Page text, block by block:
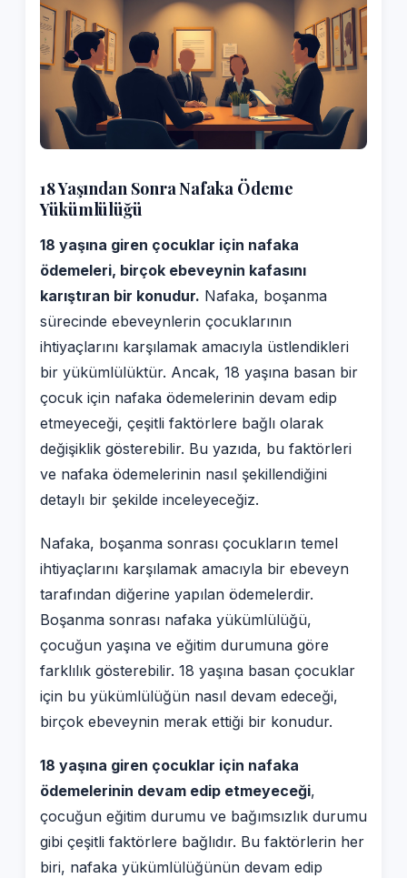
18 Yaşından Sonra Nafaka Ödeme
Yükümlülüğü
18 yaşına giren çocuklar için nafaka
ödemeleri, birçok ebeveynin kafasını
karıştıran bir konudur. Nafaka, boşanma
sürecinde ebeveynlerin çocuklarının
ihtiyaçlarını karşılamak amacıyla üstlendikleri
bir yükümlülüktür. Ancak, 18 yaşına basan bir
çocuk için nafaka ödemelerinin devam edip
etmeyeceği, çeşitli faktörlere bağlı olarak
değişiklik gösterebilir. Bu yazıda, bu faktörleri
ve nafaka ödemelerinin nasıl şekillendiğini
detaylı bir şekilde inceleyeceğiz.
Nafaka, boşanma sonrası çocukların temel
ihtiyaçlarını karşılamak amacıyla bir ebeveyn
tarafından diğerine yapılan ödemelerdir.
Boşanma sonrası nafaka yükümlülüğü,
çocuğun yaşına ve eğitim durumuna göre
farklılık gösterebilir. 18 yaşına basan çocuklar
için bu yükümlülüğün nasıl devam edeceği,
birçok ebeveynin merak ettiği bir konudur.
18 yaşına giren çocuklar için nafaka
ödemelerinin devam edip etmeyeceği,
çocuğun eğitim durumu ve bağımsızlık durumu
gibi çeşitli faktörlere bağlıdır. Bu faktörlerin her
biri, nafaka yükümlülüğünün devam edip